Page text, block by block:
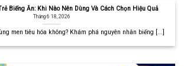
Biếng Ăn: Khi Nào Nên Dùng Và Cách Chọn Hiệu Quả
Tháng 6 18, 2026
men tiêu hóa không? Khám phá nguyên nhân biếng [...]